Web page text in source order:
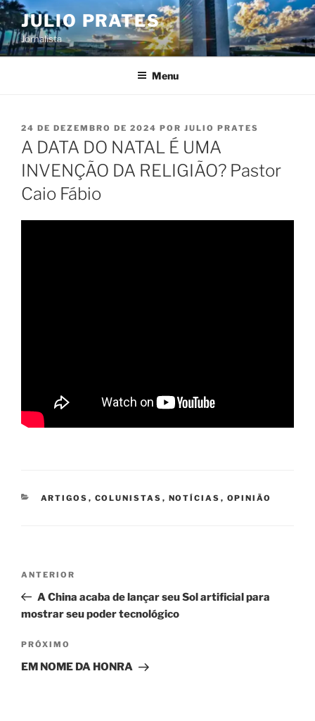
Pular
para
o
conteúdo
JULIO PRATES
Jornalista
Menu
PUBLICADO
EM
24 DE DEZEMBRO DE 2024 POR JULIO PRATES
A DATA DO NATAL É UMA
INVENÇÃO DA RELIGIÃO? Pastor
Caio Fábio
CATEGORIAS
ARTIGOS , COLUNISTAS , NOTÍCIAS , OPINIÃO
Post
Post
anterior
ANTERIOR
A China acaba de lançar seu Sol artificial para
mostrar seu poder tecnológico
Próximo
post
PRÓXIMO
EM NOME DA HONRA